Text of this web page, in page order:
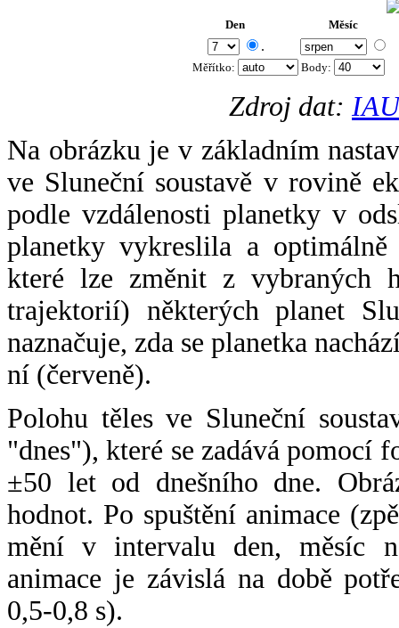
Den Měsíc
.
Měřítko: Body:
Zdroj dat:
Na obrázku je v základním
ve Sluneční soustavě v rovině
podle vzdálenosti planetky v
planetky vykreslila a
které lze změnit z vybraných
trajektorií) některých planet
naznačuje, zda se planetka
ní (červeně).
Polohu těles ve Sluneční
"dnes"), které se zadává pomocí
±50 let od dnešního dne.
hodnot. Po spuštění animace
mění v intervalu den, měsíc
animace je závislá na době
0,5-0,8 s).